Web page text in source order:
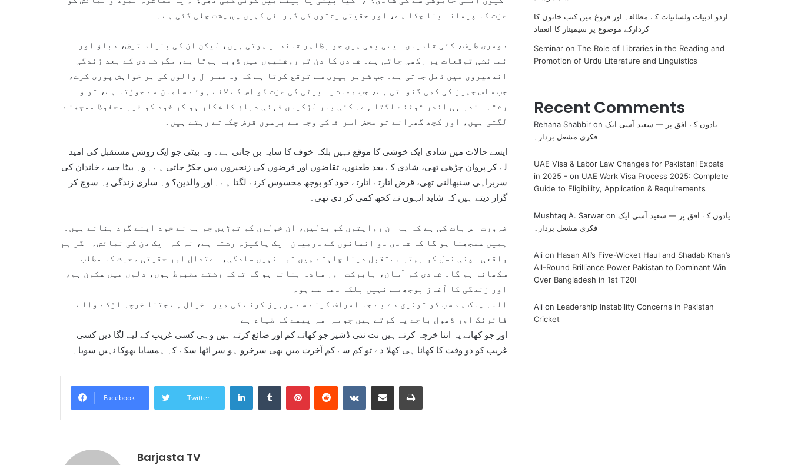
عزت کا پیمانہ بنا چکا ہے، اور حقیقی رشتوں کی گہرائی کہیں پسِ پشت چلی گئی ہے۔
دوسری طرف، کئی شادیاں ایسی بھی ہیں جو بظاہر شاندار ہوتی ہیں، لیکن ان کی بنیاد قرض، دباؤ اور
نمائشی توقعات پر رکھی جاتی ہے۔ شادی کا دن تو روشنیوں میں ڈوبا ہوتا ہے، مگر شادی کے بعد زندگی
اندھیروں میں ڈھل جاتی ہے۔ جب شوہر بیوی سے توقع کرتا ہے کہ وہ سسرال والوں کی ہر خواہش پوری کرے،
جب ساس جہیز کی کمی گنواتی ہے، جب معاشرہ بیٹی کی عزت کو اس کے لائے ہوئے سامان سے جوڑتا ہے، تو وہ
رشتہ اندر ہی اندر ٹوٹنے لگتا ہے۔ کئی بار لڑکیاں ذہنی دباؤ کا شکار ہو کر خود کو غیر محفوظ سمجھنے
لگتی ہیں، اور کچھ گھرانے تو محض اسراف کی وجہ سے برسوں قرض چکاتے رہتے ہیں۔
ایسے حالات میں شادی ایک خوشی کا موقع نہیں بلکہ خوف کا سایہ بن جاتی ہے۔ وہ بیٹی جو ایک روشن مستقبل کی امید
لے کر پروان چڑھی تھی، شادی کے بعد طعنوں، تقاضوں اور قرضوں کی زنجیروں میں جکڑ جاتی ہے۔ وہ بیٹا جسے خاندان کی
سربراہی سنبھالنی تھی، قرض اتارتے اتارتے خود کو بوجھ محسوس کرنے لگتا ہے۔ اور والدین؟ وہ ساری زندگی یہ سوچ کر
گزار دیتے ہیں کہ شاید انہوں نے کچھ کمی کر دی تھی۔
ضرورت اس بات کی ہے کہ ہم ان روایتوں کو بدلیں، ان خولوں کو توڑیں جو ہم نے خود اپنے گرد بنائے ہیں۔
ہمیں سمجھنا ہو گا کہ شادی دو انسانوں کے درمیان ایک پاکیزہ رشتہ ہے، نہ کہ ایک دن کی نمائش۔ اگر ہم
واقعی اپنی نسل کو بہتر مستقبل دینا چاہتے ہیں تو انہیں سادگی، اعتدال اور حقیقی محبت کا مطلب
سکھانا ہو گا۔ شادی کو آسان، بابرکت اور سادہ بنانا ہو گا تاکہ رشتے مضبوط ہوں، دلوں میں سکون ہو،
اور زندگی کا آغاز بوجھ سے نہیں بلکہ دعا سے ہو۔
اللہ پاک ہم سب کو توفیق دے بے جا اسراف کرنے سے پرہیز کرنے کی میرا خیال ہے جتنا خرچہ لڑکے والے
فائرنگ اور ڈھول باجے پہ کرتے ہیں جو سراسر پیسے کا ضیاع ہے
اور جو کھانے پہ اتنا خرچہ کرتے ہیں نت نئی ڈشیز جو کھاتے کم اور ضائع کرتے ہیں وہی کسی غریب کے لیے لگا دیں کسی
غریب کو دو وقت کا کھانا ہی کھلا دے تو کم سے کم آخرت میں بھی سرخرو ہو سر اٹھا سکے کہ ہمسایا بھوکا نہیں سویا۔
Facebook Twitter
LinkedInTumblr PinterestReddit VKontakteShare via Email Print
Barjasta TV
اردو ادبیات ولسانیات کے مطالعہ اور فروغ میں کتب خانوں کا
کردارکے موضوع پر سیمینار کا انعقاد
Seminar on The Role of Libraries in the Reading and
Promotion of Urdu Literature and Linguistics
Recent Comments
Rehana Shabbir on یادوں کے افق پر — سعید آسی ایک
فکری مشعل بردار۔
UAE Visa & Labor Law Changes for Pakistani Expats
in 2025 - on UAE Work Visa Process 2025: Complete
Guide to Eligibility, Application & Requirements
Mushtaq A. Sarwar on یادوں کے افق پر — سعید آسی ایک
فکری مشعل بردار۔
Ali on Hasan Ali’s Five-Wicket Haul and Shadab Khan’s
All-Round Brilliance Power Pakistan to Dominant Win
Over Bangladesh in 1st T20I
Ali on Leadership Instability Concerns in Pakistan
Cricket